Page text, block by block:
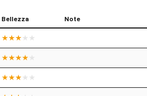
Bellezza Note